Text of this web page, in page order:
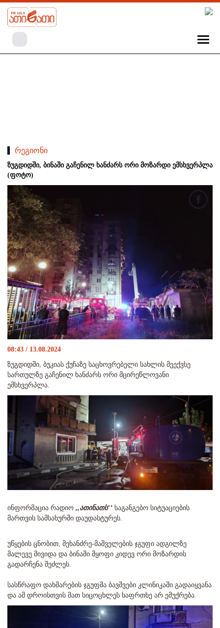
რეგიონი
ზუგდიდში, ბინაში გაჩენილ ხანძარს ორი მოზარდი ემსხვერპლა
(ფოტო)
08:43 / 13.08.2024
ზუგდიდში, ბუკიას ქუჩაზე საცხოვრებელი სახლის მეექვსე
სართულზე გაჩენილ ხანძარს ორი მცირეწლოვანი
ემსხვერპლა.
ინფორმაცია რადიო ,,ათინათს’’ საგანგებო სიტუაციების
მართვის სამსახურში დაუდასტურეს.
უწყების ცნობით, მეხანძრე-მაშველების ჯგუფი ადგილზე
მალევე მივიდა და ბინაში მყოფი კიდევ ორი მოზარდის
გადარჩენა შეძლეს.
სასწრაფო დახმარების ჯგუფმა ბავშვები კლინიკაში გადაიყვანა
და ამ დროისთვის მათ სიცოცხლეს საფრთხე არ ემუქრება.